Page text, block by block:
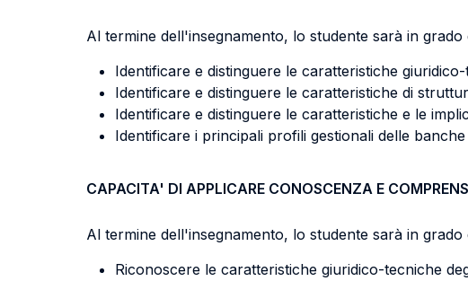
Al termine dell'insegnamento, lo studente sarà in grado
Identificare e distinguere le caratteristiche
Identificare e distinguere le caratteristiche di
Identificare e distinguere le caratteristiche e le
Identificare i principali profili gestionali delle
CAPACITA' DI APPLICARE CONOSCENZA E
Al termine dell'insegnamento, lo studente sarà in grado
Riconoscere le caratteristiche giuridico-tecniche